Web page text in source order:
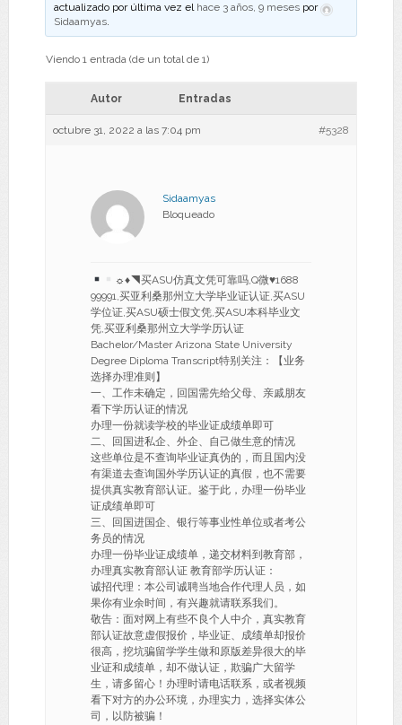
actualizado por última vez el hace 3 años, 9 meses por
Sidaamyas.
Viendo 1 entrada (de un total de 1)
Autor Entradas
octubre 31, 2022 a las 7:04 pm #5328
Sidaamyas
Bloqueado
☼♦◥买ASU仿真文凭可靠吗,Q微♥1688
99991,买亚利桑那州立大学毕业证认证,买ASU
学位证,买ASU硕士假文凭,买ASU本科毕业文
凭,买亚利桑那州立大学学历认证
Bachelor/Master Arizona State University
Degree Diploma Transcript特别关注：【业务
选择办理准则】
一、工作未确定，回国需先给父母、亲戚朋友
看下学历认证的情况
办理一份就读学校的毕业证成绩单即可
二、回国进私企、外企、自己做生意的情况
这些单位是不查询毕业证真伪的，而且国内没
有渠道去查询国外学历认证的真假，也不需要
提供真实教育部认证。鉴于此，办理一份毕业
证成绩单即可
三、回国进国企、银行等事业性单位或者考公
务员的情况
办理一份毕业证成绩单，递交材料到教育部，
办理真实教育部认证 教育部学历认证：
诚招代理：本公司诚聘当地合作代理人员，如
果你有业余时间，有兴趣就请联系我们。
敬告：面对网上有些不良个人中介，真实教育
部认证故意虚假报价，毕业证、成绩单却报价
很高，挖坑骗留学学生做和原版差异很大的毕
业证和成绩单，却不做认证，欺骗广大留学
生，请多留心！办理时请电话联系，或者视频
看下对方的办公环境，办理实力，选择实体公
司，以防被骗！